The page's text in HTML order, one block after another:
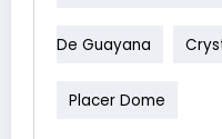
De Guayana
Placer Dome